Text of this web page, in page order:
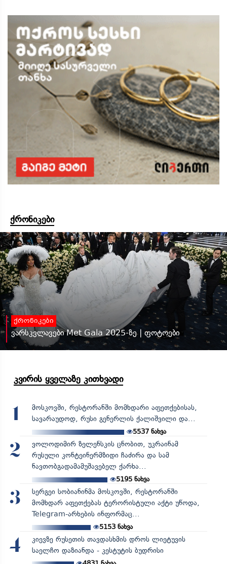
ქრონიკები
ქრონიკები
ვარსკვლავები Met Gala 2025-ზე | ფოტოები
კვირის ყველაზე კითხვადი
1
მოსკოვში, რესტორანში მომხდარი აფეთქებისას,
სავარაუდოდ, რუსი გენერლის ქალიშვილი და...
5537 ნახვა
2
ვოლოდიმირ ზელენსკის ცნობით, უკრაინამ
რუსული კონტეინერმზიდი ჩაძირა და სამ
ნავთობგადამამუშავებელ ქარხა...
5195ნახვა
3
სერგეი სობიანინმა მოსკოვში, რესტორანში
მომხდარ აფეთქებას ტერორისტული აქტი უწოდა,
Telegram-არხების ინფორმაც...
5153ნახვა
4
კიევზე რუსეთის თავდასხმის დროს ლიეტუვის
საელჩო დაზიანდა - კესტუტის ბუდრისი